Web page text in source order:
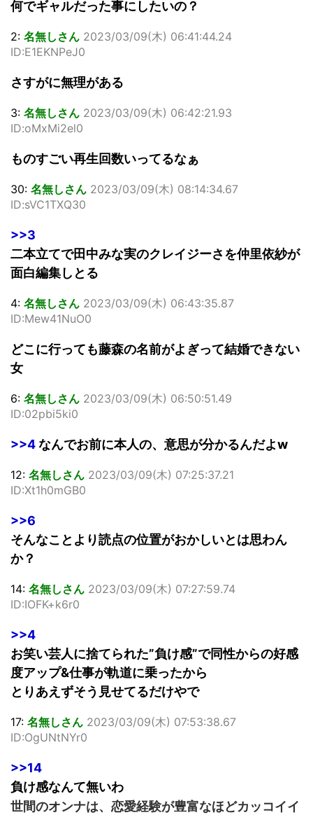
何でギャルだった事にしたいの？
2: 名無しさん 2023/03/09(木) 06:41:44.24
ID:E1EKNPeJ0
さすがに無理がある
3: 名無しさん 2023/03/09(木) 06:42:21.93
ID:oMxMi2el0
ものすごい再生回数いってるなぁ
30: 名無しさん 2023/03/09(木) 08:14:34.67
ID:sVC1TXQ30
>>3
二本立てで田中みな実のクレイジーさを仲里依紗が
面白編集しとる
4: 名無しさん 2023/03/09(木) 06:43:35.87
ID:Mew41NuO0
どこに行っても藤森の名前がよぎって結婚できない
女
6: 名無しさん 2023/03/09(木) 06:50:51.49
ID:02pbi5ki0
>>4なんでお前に本人の、意思が分かるんだよw
12: 名無しさん 2023/03/09(木) 07:25:37.21
ID:Xt1h0mGB0
>>6
そんなことより読点の位置がおかしいとは思わん
か？
14: 名無しさん 2023/03/09(木) 07:27:59.74
ID:IOFK+k6r0
>>4
お笑い芸人に捨てられた”負け感”で同性からの好感
度アップ&仕事が軌道に乗ったから
とりあえずそう見せてるだけやで
17: 名無しさん 2023/03/09(木) 07:53:38.67
ID:OgUNtNYr0
>>14
負け感なんて無いわ
世間のオンナは、恋愛経験が豊富なほどカッコイイ